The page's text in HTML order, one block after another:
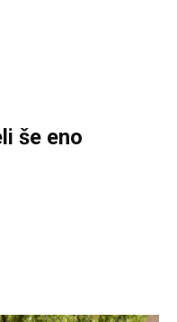
še eno